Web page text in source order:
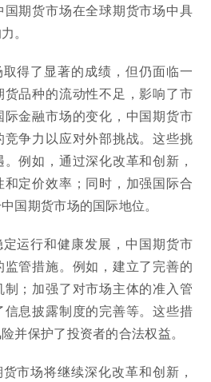
期货市场在全球期货市场中具
。
得了显著的成绩，但仍面临一
品种的流动性不足，影响了市
金融市场的变化，中国期货市
争力以应对外部挑战。这些挑
例如，通过深化改革和创新，
定价效率；同时，加强国际合
国期货市场的国际地位。
运行和健康发展，中国期货市
管措施。例如，建立了完善的
；加强了对市场主体的准入管
息披露制度的完善等。这些措
并保护了投资者的合法权益。
市场将继续深化改革和创新，